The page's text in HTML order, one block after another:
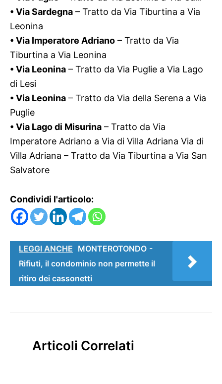
• Via Sardegna – Tratto da Via Tiburtina a Via
Leonina
• Via Imperatore Adriano – Tratto da Via
Tiburtina a Via Leonina
• Via Leonina – Tratto da Via Puglie a Via Lago
di Lesi
• Via Leonina – Tratto da Via della Serena a Via
Puglie
• Via Lago di Misurina – Tratto da Via
Imperatore Adriano a Via di Villa Adriana Via di
Villa Adriana – Tratto da Via Tiburtina a Via San
Salvatore
Condividi l'articolo:
LEGGI ANCHE MONTEROTONDO -
Rifiuti, il condominio non permette il
ritiro dei cassonetti
Articoli Correlati